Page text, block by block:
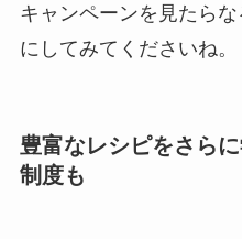
キャンペーンを見たら
にしてみてくださいね。
豊富なレシピをさら
制度も